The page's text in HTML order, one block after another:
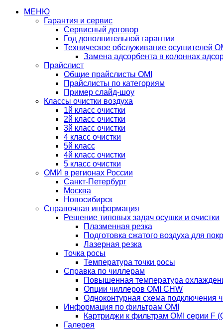
МЕНЮ
Гарантия и сервис
Сервисный договор
Год дополнительной гарантии
Техническое обслуживание осушителей
Замена адсорбента в колоннах
Прайслист
Общие прайслисты OMI
Прайслисты по категориям
Пример слайд-шоу
Классы очистки воздуха
1й класс очистки
2й класс очистки
3й класс очистки
4 класс очистки
5й класс
4й класс очистки
5 класс очистки
ОМИ в регионах России
Санкт-Петербург
Москва
Новосибирск
Справочная информация
Решение типовых задач осушки и очистки
Плазменная резка
Подготовка сжатого воздуха для
Лазерная резка
Точка росы
Температура точки росы
Справка по чиллерам
Повышенная температура
Опции чиллеров OMI CHW
Одноконтурная схема подключения
Информация по фильтрам OMI
Картриджи к фильтрам OMI серии F
Галерея